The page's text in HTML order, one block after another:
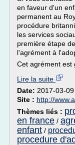
en faveur d'un
permanent au
procédure
les services
première étape
l'agrément à
Cet agrément est
Lire la suite
Date: 2017-03-
Site : http://
Thèmes liés :
en france /
enfant /
procedure